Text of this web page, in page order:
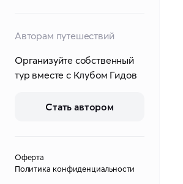
Авторам путешествий
Организуйте собственный
тур вместе с Клубом Гидов
Стать автором
Оферта
Политика конфиденциальности